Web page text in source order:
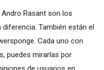
Rasant son los
También están el
Cada uno con
puedes mirarlas por